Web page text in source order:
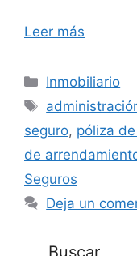
Leer más
Categorías
Inmobiliario
Etiquetas
seguro, póliza
de
Seguros
Deja un